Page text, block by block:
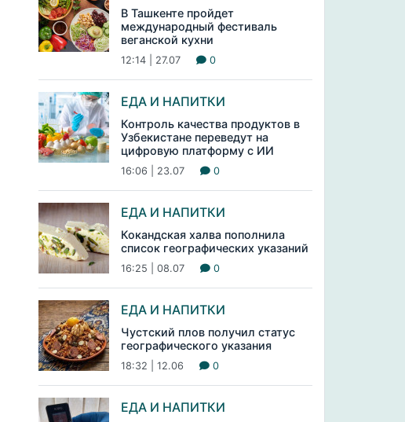
В Ташкенте пройдет
международный фестиваль
веганской кухни
12:14 | 27.07 0
ЕДА И НАПИТКИ
Контроль качества продуктов в
Узбекистане переведут на
цифровую платформу с ИИ
16:06 | 23.07 0
ЕДА И НАПИТКИ
Кокандская халва пополнила
список географических указаний
16:25 | 08.07 0
ЕДА И НАПИТКИ
Чустский плов получил статус
географического указания
18:32 | 12.06 0
ЕДА И НАПИТКИ